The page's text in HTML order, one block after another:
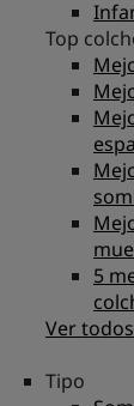
Top
5
Ver
Tipo